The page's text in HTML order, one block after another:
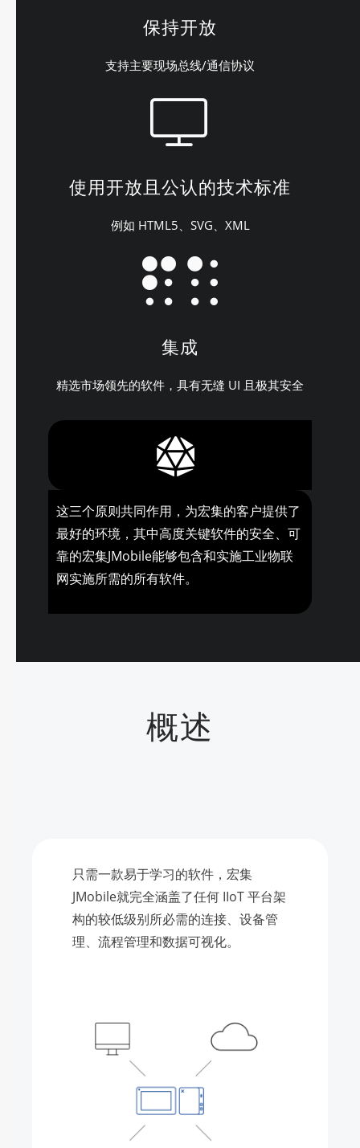
保持开放
支持主要现场总线/通信协议
使用开放且公认的技术标准
例如 HTML5、SVG、XML
集成
精选市场领先的软件，具有无缝 UI 且极其安全
这三个原则共同作用，为宏集的客户提供了
最好的环境，其中高度关键软件的安全、可
靠的宏集JMobile能够包含和实施工业物联
网实施所需的所有软件。
概述
只需一款易于学习的软件，宏集
JMobile就完全涵盖了任何 IIoT 平台架
构的较低级别所必需的连接、设备管
理、流程管理和数据可视化。